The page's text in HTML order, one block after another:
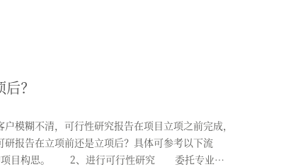
？
模糊不清，可行性研究报告在项目立项之前完成，
报告在立项前还是立项后？具体可参考以下流
构思。 2、进行可行性研究 委托专业机